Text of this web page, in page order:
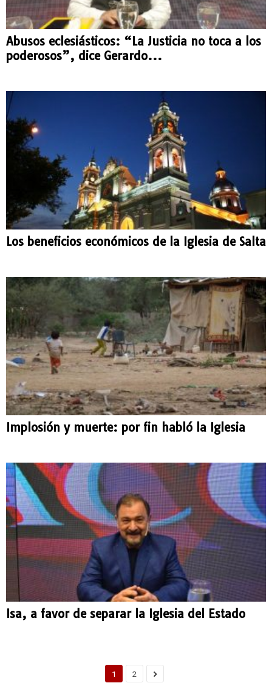
Abusos eclesiásticos: “La Justicia no toca a los
poderosos”, dice Gerardo...
Los beneficios económicos de la Iglesia de Salta
Implosión y muerte: por fin habló la Iglesia
Isa, a favor de separar la Iglesia del Estado
1 2